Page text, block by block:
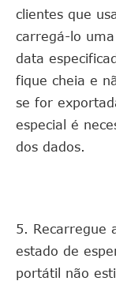
clientes que
carregá-lo
data
fique cheia e
se for
especial é
dos dados.
5. Recarregue
estado de
portátil não